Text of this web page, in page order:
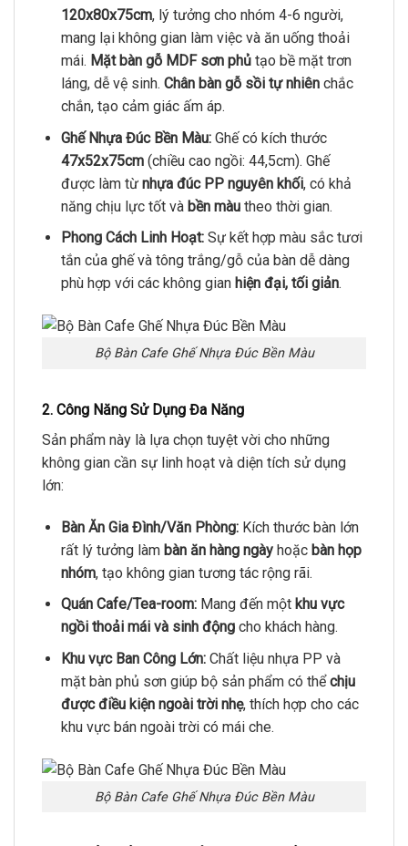
120x80x75cm, lý tưởng cho nhóm 4-6 người,
mang lại không gian làm việc và ăn uống thoải
mái. Mặt bàn gỗ MDF sơn phủ tạo bề mặt trơn
láng, dễ vệ sinh. Chân bàn gỗ sồi tự nhiênchắc
chắn, tạo cảm giác ấm áp.
Ghế Nhựa Đúc Bền Màu:Ghế có kích thước
47x52x75cm(chiều cao ngồi: 44,5cm). Ghế
được làm từ nhựa đúc PP nguyên khối, có khả
năng chịu lực tốt và bền màutheo thời gian.
Phong Cách Linh Hoạt:Sự kết hợp màu sắc tươi
tắn của ghế và tông trắng/gỗ của bàn dễ dàng
phù hợp với các không gian hiện đại, tối giản.
Bộ Bàn Cafe Ghế Nhựa Đúc Bền Màu
2. Công Năng Sử Dụng Đa Năng
Sản phẩm này là lựa chọn tuyệt vời cho những
không gian cần sự linh hoạt và diện tích sử dụng
lớn:
Bàn Ăn Gia Đình/Văn Phòng:Kích thước bàn lớn
rất lý tưởng làm bàn ăn hàng ngàyhoặc bàn họp
nhóm, tạo không gian tương tác rộng rãi.
Quán Cafe/Tea-room:Mang đến một khu vực
ngồi thoải mái và sinh độngcho khách hàng.
Khu vực Ban Công Lớn:Chất liệu nhựa PP và
mặt bàn phủ sơn giúp bộ sản phẩm có thểchịu
được điều kiện ngoài trời nhẹ, thích hợp cho các
khu vực bán ngoài trời có mái che.
Bộ Bàn Cafe Ghế Nhựa Đúc Bền Màu